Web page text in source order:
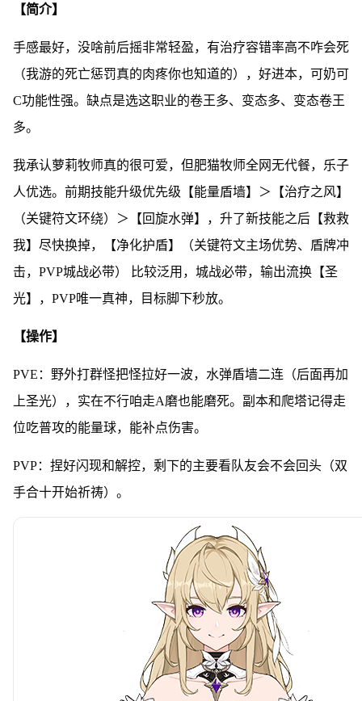
【简介】
手感最好，没啥前后摇非常轻盈，有治疗容错率高不咋会死
（我游的死亡惩罚真的肉疼你也知道的），好进本，可奶可
C功能性强。缺点是选这职业的卷王多、变态多、变态卷王
多。
我承认萝莉牧师真的很可爱，但肥猫牧师全网无代餐，乐子
人优选。前期技能升级优先级【能量盾墙】＞【治疗之风】
（关键符文环绕）＞【回旋水弹】，升了新技能之后【救救
我】尽快换掉，【净化护盾】（关键符文主场优势、盾牌冲
击，PVP城战必带） 比较泛用，城战必带，输出流换【圣
光】，PVP唯一真神，目标脚下秒放。
【操作】
PVE：野外打群怪把怪拉好一波，水弹盾墙二连（后面再加
上圣光），实在不行咱走A磨也能磨死。副本和爬塔记得走
位吃普攻的能量球，能补点伤害。
PVP：捏好闪现和解控，剩下的主要看队友会不会回头（双
手合十开始祈祷）。